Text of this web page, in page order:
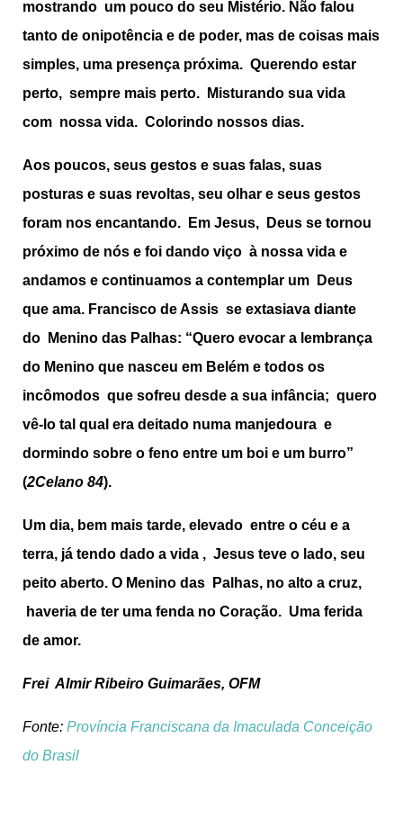
mostrando um pouco do seu Mistério. Não falou
tanto de onipotência e de poder, mas de coisas mais
simples, uma presença próxima. Querendo estar
perto, sempre mais perto. Misturando sua vida
com nossa vida. Colorindo nossos dias.
Aos poucos, seus gestos e suas falas, suas
posturas e suas revoltas, seu olhar e seus gestos
foram nos encantando. Em Jesus, Deus se tornou
próximo de nós e foi dando viço à nossa vida e
andamos e continuamos a contemplar um Deus
que ama. Francisco de Assis se extasiava diante
do Menino das Palhas: “Quero evocar a lembrança
do Menino que nasceu em Belém e todos os
incômodos que sofreu desde a sua infância; quero
vê-lo tal qual era deitado numa manjedoura e
dormindo sobre o feno entre um boi e um burro”
(2Celano 84).
Um dia, bem mais tarde, elevado entre o céu e a
terra, já tendo dado a vida , Jesus teve o lado, seu
peito aberto. O Menino das Palhas, no alto a cruz,
haveria de ter uma fenda no Coração. Uma ferida
de amor.
Frei Almir Ribeiro Guimarães, OFM
Fonte: Província Franciscana da Imaculada Conceição
do Brasil